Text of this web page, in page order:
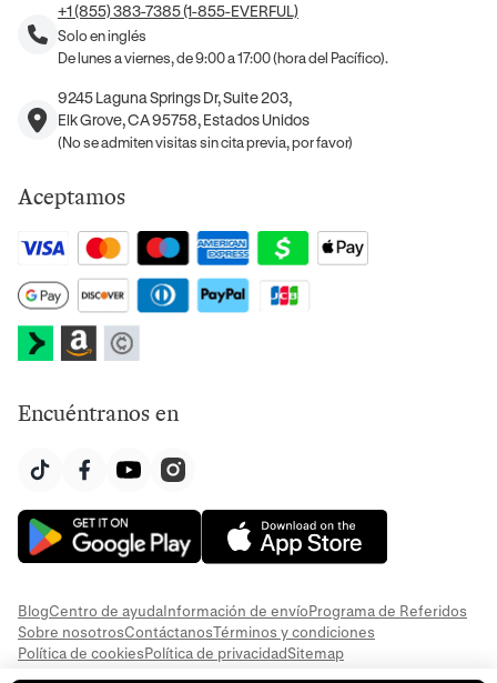
+1 (855) 383-7385 (1-855-EVERFUL)
Solo en inglés
De lunes a viernes, de 9:00 a 17:00 (hora del Pacífico).
9245 Laguna Springs Dr, Suite 203,
Elk Grove, CA 95758, Estados Unidos
(No se admiten visitas sin cita previa, por favor)
Aceptamos
Encuéntranos en
BlogCentro de ayudaInformación de envíoPrograma de Referidos
Sobre nosotrosContáctanosTérminos y condiciones
Política de cookiesPolítica de privacidadSitemap